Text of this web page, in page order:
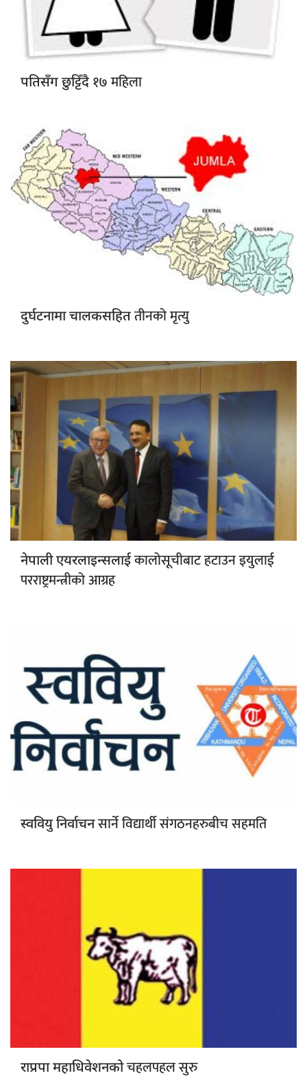
पतिसँग छुट्टिँदै १७ महिला
दुर्घटनामा चालकसहिततीनको मृत्यु
नेपाली एयरलाइन्सलाईकालोसूचीबाट हटाउन इयुलाई
परराष्ट्रमन्त्रीको आग्रह
स्ववियु निर्वाचनसार्ने विद्यार्थी संगठनहरुबीच सहमति
राप्रपा महाधिवेशनकोचहलपहल सुरु